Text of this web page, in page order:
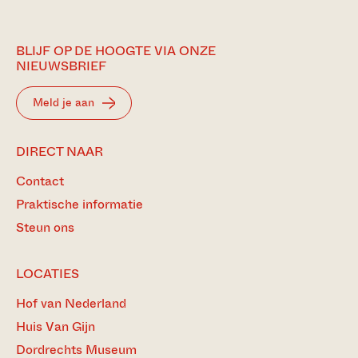
BLIJF OP DE HOOGTE VIA ONZE
NIEUWSBRIEF
Meld je aan
DIRECT NAAR
Contact
Praktische informatie
Steun ons
LOCATIES
Hof van Nederland
Huis Van Gijn
Dordrechts Museum